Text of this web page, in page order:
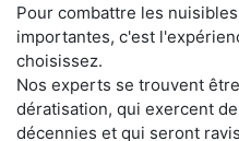
Pour combattre les
importantes, c'est
choisissez.
Nos experts se trouvent
dératisation, qui exercent
décennies et qui seront